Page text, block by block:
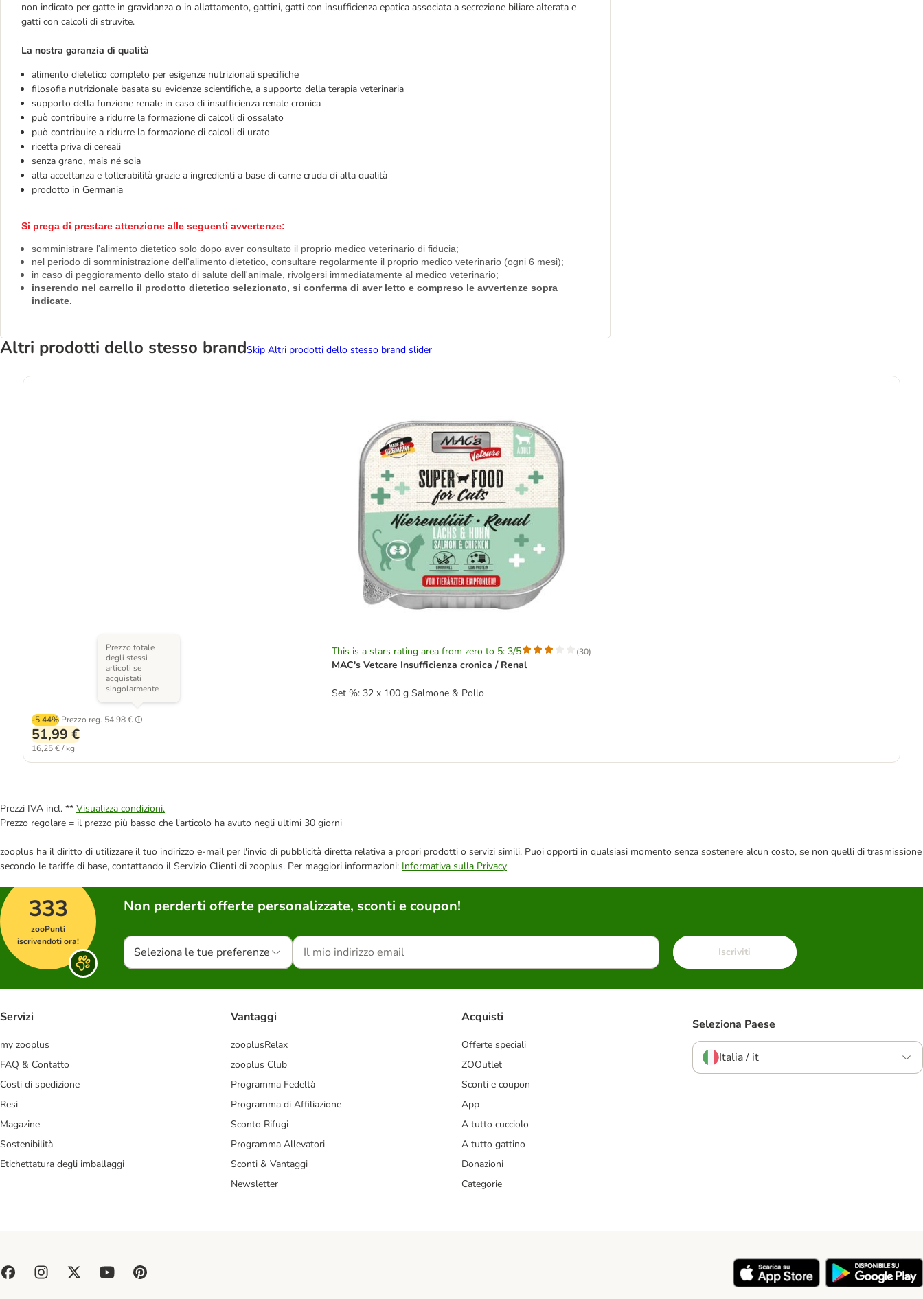
non indicato per gatte in gravidanza o in allattamento, gattini, gatti con insufficienza epatica associata a secrezione biliare alterata e
gatti con calcoli di struvite.
La nostra garanzia di qualità
alimento dietetico completo per esigenze nutrizionali specifiche
filosofia nutrizionale basata su evidenze scientifiche, a supporto della terapia veterinaria
supporto della funzione renale in caso di insufficienza renale cronica
può contribuire a ridurre la formazione di calcoli di ossalato
può contribuire a ridurre la formazione di calcoli di urato
ricetta priva di cereali
senza grano, mais né soia
alta accettanza e tollerabilità grazie a ingredienti a base di carne cruda di alta qualità
prodotto in Germania
Si prega di prestare attenzione alle seguenti avvertenze:
somministrare l'alimento dietetico solo dopo aver consultato il proprio medico veterinario di fiducia;
nel periodo di somministrazione dell'alimento dietetico, consultare regolarmente il proprio medico veterinario (ogni 6 mesi);
in caso di peggioramento dello stato di salute dell'animale, rivolgersi immediatamente al medico veterinario;
inserendo nel carrello il prodotto dietetico selezionato, si conferma di aver letto e compreso le avvertenze sopra
indicate.
Altri prodotti dello stesso brandSkip Altri prodotti dello stesso brand slider
This is a stars rating area from zero to 5: 3/5 (30)
MAC's Vetcare Insufficienza cronica / Renal
Set %: 32 x 100 g Salmone & Pollo
-5.44% Prezzo reg. 54,98 €
Prezzo totale
degli stessi
articoli se
acquistati
singolarmente
51,99 €
16,25 € / kg
Prezzi IVA incl. ** Visualizza condizioni.
Prezzo regolare = il prezzo più basso che l'articolo ha avuto negli ultimi 30 giorni
zooplus ha il diritto di utilizzare il tuo indirizzo e-mail per l'invio di pubblicità diretta relativa a propri prodotti o servizi simili. Puoi opporti in qualsiasi momento senza sostenere alcun costo, se non quelli di trasmissione
secondo le tariffe di base, contattando il Servizio Clienti di zooplus. Per maggiori informazioni: Informativa sulla Privacy
333
zooPunti
iscrivendoti ora!
Non perderti offerte personalizzate, sconti e coupon!
Seleziona le tue preferenze Iscriviti
Servizi
my zooplus
FAQ & Contatto
Costi di spedizione
Resi
Magazine
Sostenibilità
Etichettatura degli imballaggi
Vantaggi
zooplusRelax
zooplus Club
Programma Fedeltà
Programma di Affiliazione
Sconto Rifugi
Programma Allevatori
Sconti & Vantaggi
Newsletter
Acquisti
Offerte speciali
ZOOutlet
Sconti e coupon
App
A tutto cucciolo
A tutto gattino
Donazioni
Categorie
Seleziona Paese
Italia / it